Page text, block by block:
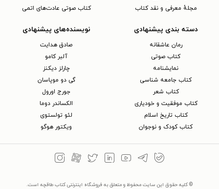
مجلهٔ معرفی و نقد کتاب
کتاب صوتی عادت‌های اتمی
دسته بندی پیشنهادی
رمان عاشقانه
کتاب‌ صوتی
نمایشنامه
کتاب جامعه شناسی
کتاب شعر
کتاب موفقیت و خودیاری
کتاب تاریخ اسلام
کتاب کودک و نوجوان
نویسنده‌های پیشنهادی
صادق هدایت
آلبر کامو
چارلز دیکنز
گی دو موپاسان
جورج اورول
الکساندر دوما
لئو تولستوی
ویکتور هوگو
© کلیه حقوق این سایت محفوظ و متعلق به فروشگاه اینترنتی کتاب طاقچه است.